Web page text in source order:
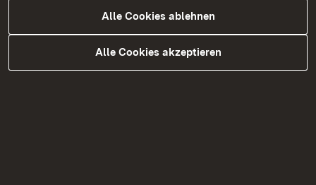
Alle Cookies ablehnen
Alle Cookies akzeptieren